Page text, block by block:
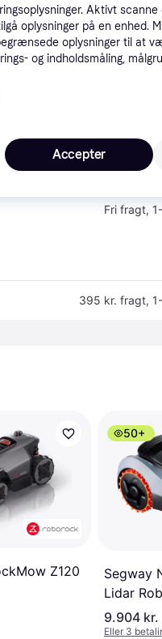
Laveste pris·Fri fragt,
Fri fragt,
395 kr. fragt,
Z120
50+
Segway
Lidar
1500 m²
9.904 kr.
Eller 3
Aktivt
oplysninger på en enhed.
oplysninger til at
og indholdsmåling,
Accepter